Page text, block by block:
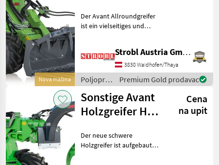
Nova mašina
Der Avant Allroundgreifer
ist ein vielseitiges und
für anspruchsvolle
Materialtransporte
entwickelt wurde, bei dene
Strobl Austria GmbH
3830 Waidhofen/Thaya
Poljoprivredni
motorni
strojevi /
Sonstige
Premium Gold prodavac
Sonstige Avant
Holzgreifer HD
hydraulischem
Rotator
Cena
na upit
Der neue schwere
Holzgreifer ist aufgebaut